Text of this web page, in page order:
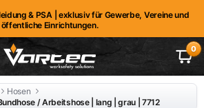
& PSA | exklusiv für Gewerbe, Vereine und
öffentliche Einrichtungen.
0
Hosen
/ Arbeitshose | lang | grau | 7712